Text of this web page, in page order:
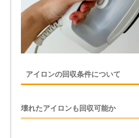
アイロンの回収条件について
壊れたアイロンも回収可能か